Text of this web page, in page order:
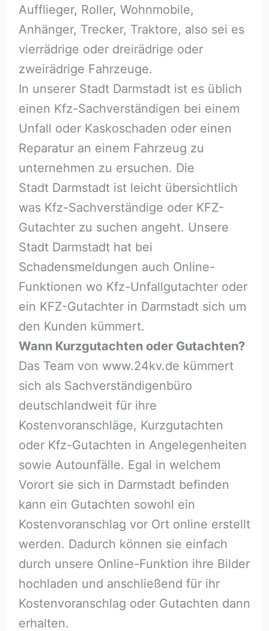
Aufflieger, Roller, Wohnmobile,
Anhänger, Trecker, Traktore, also sei es
vierrädrige oder dreirädrige oder
zweirädrige Fahrzeuge.
In unserer Stadt Darmstadt ist es üblich
einen Kfz-Sachverständigen bei einem
Unfall oder Kaskoschaden oder einen
Reparatur an einem Fahrzeug zu
unternehmen zu ersuchen. Die
Stadt Darmstadt ist leicht übersichtlich
was Kfz-Sachverständige oder KFZ-
Gutachter zu suchen angeht. Unsere
Stadt Darmstadt hat bei
Schadensmeldungen auch Online-
Funktionen wo Kfz-Unfallgutachter oder
ein KFZ-Gutachter in Darmstadt sich um
den Kunden kümmert.
Wann Kurzgutachten oder Gutachten?
Das Team von www.24kv.de kümmert
sich als Sachverständigenbüro
deutschlandweit für ihre
Kostenvoranschläge, Kurzgutachten
oder Kfz-Gutachten in Angelegenheiten
sowie Autounfälle. Egal in welchem
Vorort sie sich in Darmstadt befinden
kann ein Gutachten sowohl ein
Kostenvoranschlag vor Ort online erstellt
werden. Dadurch können sie einfach
durch unsere Online-Funktion ihre Bilder
hochladen und anschließend für ihr
Kostenvoranschlag oder Gutachten dann
erhalten.